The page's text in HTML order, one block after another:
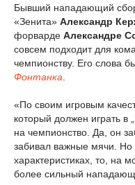
Бывший нападающий
«Зенита» Александр
форварде Александре
совсем подходит для
чемпионству. Его слова
Фонтанка
«По своим игровым
который должен играть в
на чемпионство. Да, он
забивал важные мячи. Но
характеристиках, то, на
более сильный